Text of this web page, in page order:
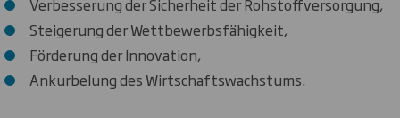
Verbesserung der Sicherheit der Rohstoffversorgung,
Steigerung der Wettbewerbsfähigkeit,
Förderung der Innovation,
Ankurbelung des Wirtschaftswachstums.